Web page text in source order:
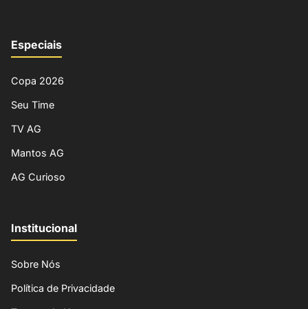
Especiais
Copa 2026
Seu Time
TV AG
Mantos AG
AG Curioso
Institucional
Sobre Nós
Política de Privacidade